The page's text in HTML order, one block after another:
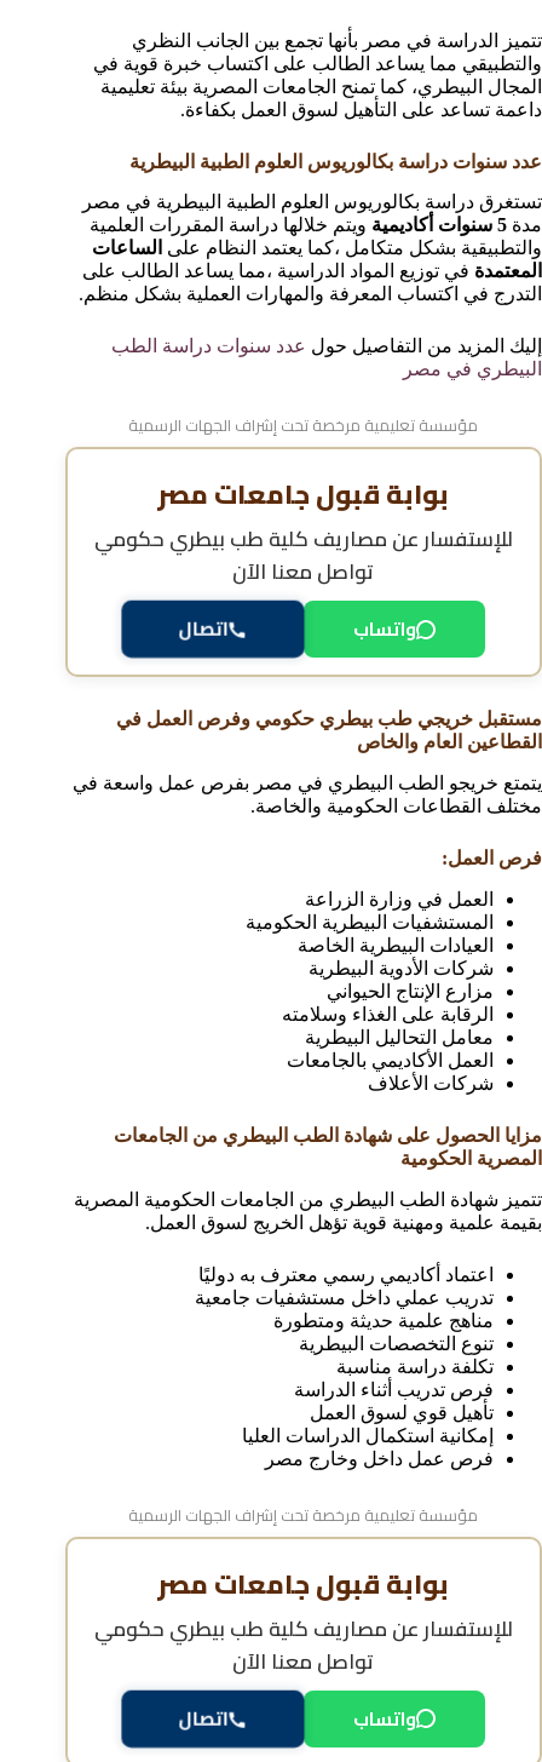
تتميز الدراسة في مصر بأنها تجمع بين الجانب النظري
والتطبيقي مما يساعد الطالب على اكتساب خبرة قوية في
المجال البيطري، كما تمنح الجامعات المصرية بيئة تعليمية
داعمة تساعد على التأهيل لسوق العمل بكفاءة.
عدد سنوات دراسة بكالوريوس العلوم الطبية البيطرية
تستغرق دراسة بكالوريوس العلوم الطبية البيطرية في مصر
مدة 5 سنوات أكاديمية
ويتم خلالها دراسة المقررات العلمية
والتطبيقية بشكل متكامل ،كما يعتمد النظام على الساعات
المعتمدة في توزيع المواد الدراسية ،مما يساعد الطالب على
التدرج في اكتساب المعرفة والمهارات العملية بشكل منظم.
إليك المزيد من التفاصيل حول عدد سنوات دراسة الطب
البيطري في مصر
مؤسسة تعليمية مرخصة تحت إشراف الجهات الرسمية
بوابة قبول جامعات مصر
للإستفسار عنمصاريف كلية طب بيطري حكومي
تواصل معنا الآن
واتساب اتصال
مستقبل خريجي طب بيطري حكومي وفرص العمل في
القطاعين العام والخاص
يتمتع خريجو الطب البيطري في مصر بفرص عمل واسعة في
مختلف القطاعات الحكومية والخاصة.
فرص العمل:
العمل في وزارة الزراعة
المستشفيات البيطرية الحكومية
العيادات البيطرية الخاصة
شركات الأدوية البيطرية
مزارع الإنتاج الحيواني
الرقابة على الغذاء وسلامته
معامل التحاليل البيطرية
العمل الأكاديمي بالجامعات
شركات الأعلاف
مزايا الحصول على شهادة الطب البيطري من الجامعات
المصرية الحكومية
تتميز شهادة الطب البيطري من الجامعات الحكومية المصرية
بقيمة علمية ومهنية قوية تؤهل الخريج لسوق العمل.
اعتماد أكاديمي رسمي معترف به دوليًا
تدريب عملي داخل مستشفيات جامعية
مناهج علمية حديثة ومتطورة
تنوع التخصصات البيطرية
تكلفة دراسة مناسبة
فرص تدريب أثناء الدراسة
تأهيل قوي لسوق العمل
إمكانية استكمال الدراسات العليا
فرص عمل داخل وخارج مصر
مؤسسة تعليمية مرخصة تحت إشراف الجهات الرسمية
بوابة قبول جامعات مصر
للإستفسار عنمصاريف كلية طب بيطري حكومي
تواصل معنا الآن
واتساب اتصال